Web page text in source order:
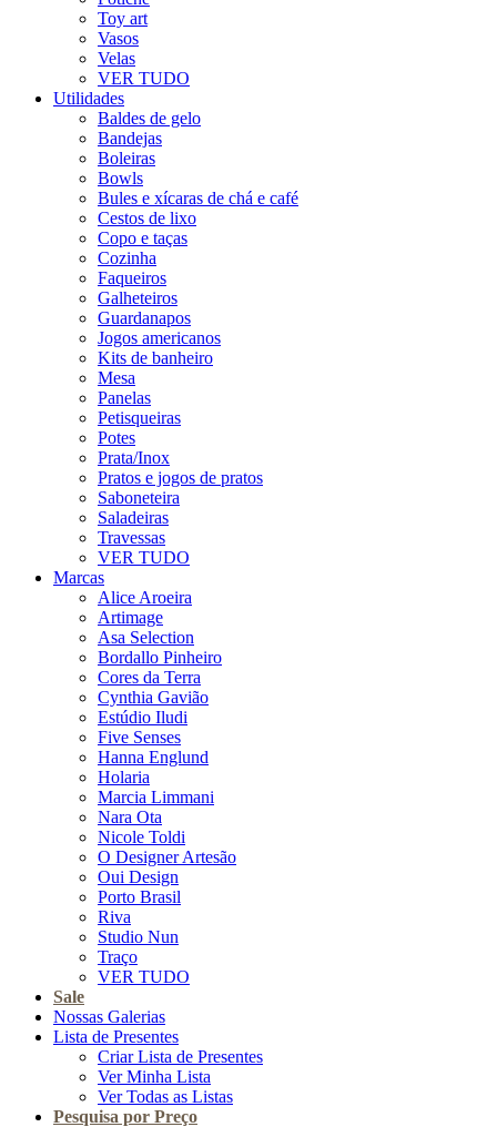
Toy art
Vasos
Velas
VER TUDO
Utilidades
Baldes de gelo
Bandejas
Boleiras
Bowls
Bules e xícaras de chá e café
Cestos de lixo
Copo e taças
Cozinha
Faqueiros
Galheteiros
Guardanapos
Jogos americanos
Kits de banheiro
Mesa
Panelas
Petisqueiras
Potes
Prata/Inox
Pratos e jogos de pratos
Saboneteira
Saladeiras
Travessas
VER TUDO
Marcas
Alice Aroeira
Artimage
Asa Selection
Bordallo Pinheiro
Cores da Terra
Cynthia Gavião
Estúdio Iludi
Five Senses
Hanna Englund
Holaria
Marcia Limmani
Nara Ota
Nicole Toldi
O Designer Artesão
Oui Design
Porto Brasil
Riva
Studio Nun
Traço
VER TUDO
Sale
Nossas Galerias
Lista de Presentes
Criar Lista de Presentes
Ver Minha Lista
Ver Todas as Listas
Pesquisa por Preço